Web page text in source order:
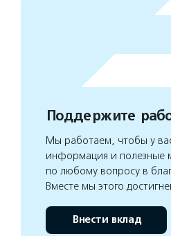
Поддержите
Мы работаем, чтобы у
информация и полезные
по любому вопросу в
Вместе мы этого
Внести вклад